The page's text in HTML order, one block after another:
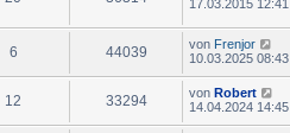
17.03.2015 12:41
6 44039 von Frenjor
10.03.2025 08:43
12 33294 von Robert
14.04.2024 14:45